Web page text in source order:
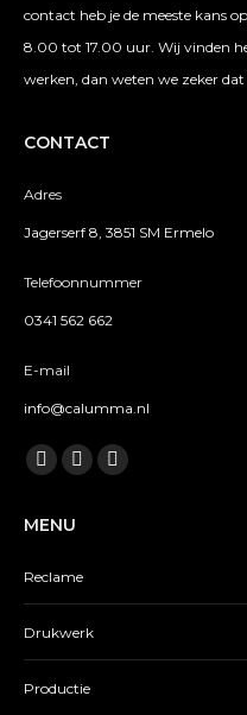
contact heb je de meeste kans
8.00 tot 17.00 uur. Wij vinden
werken, dan weten we zeker
CONTACT
Adres
Jagerserf 8, 3851 SM Ermelo
Telefoonnummer
0341 562 662
E-mail
info@calumma.nl
Vind ons op:
Facebook
opens
window
Twitter
window
Instagram
MENU
Reclame
Drukwerk
Productie